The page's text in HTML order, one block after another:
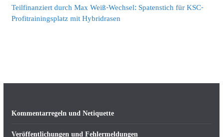
Teilfinanziert durch Max Weiß-Wechsel: Spatenstich für KSC-
Profitrainingsplatz mit Hybridrasen
Kommentarregeln und Netiquette
Veröffentlichungen und Fehlermeldungen